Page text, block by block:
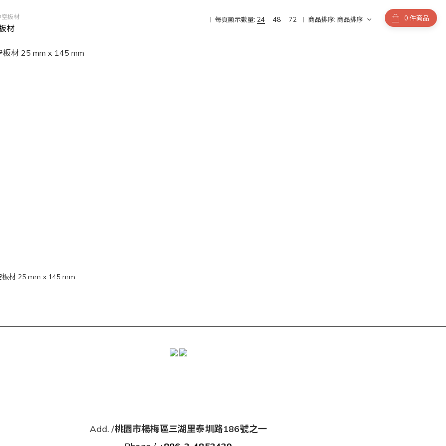
件商品
板材
材
每頁顯示數量: 24 48 72 商品排序: 商品排序
影中空板材 25 mm x 145 mm
Add. /桃園市楊梅區三湖里泰圳路186號之一